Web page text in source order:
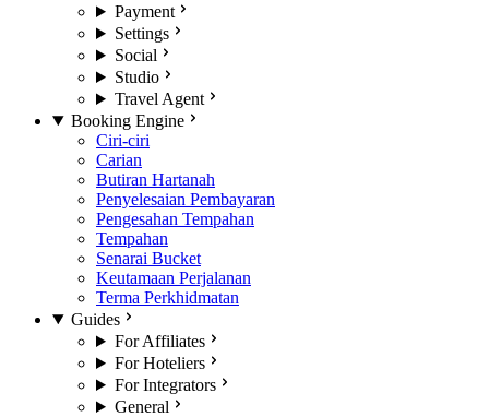
Payment
Settings
Social
Studio
Travel Agent
Booking Engine
Ciri-ciri
Carian
Butiran Hartanah
Penyelesaian Pembayaran
Pengesahan Tempahan
Tempahan
Senarai Bucket
Keutamaan Perjalanan
Terma Perkhidmatan
Guides
For Affiliates
For Hoteliers
For Integrators
General